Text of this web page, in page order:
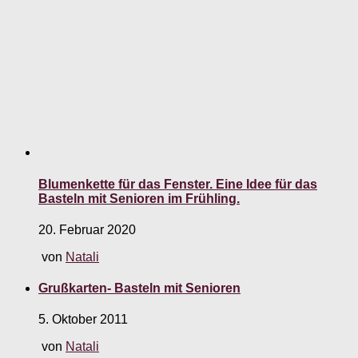
Blumenkette für das Fenster. Eine Idee für das
Basteln mit Senioren im Frühling.
20. Februar 2020
von Natali
Grußkarten- Basteln mit Senioren
5. Oktober 2011
von Natali